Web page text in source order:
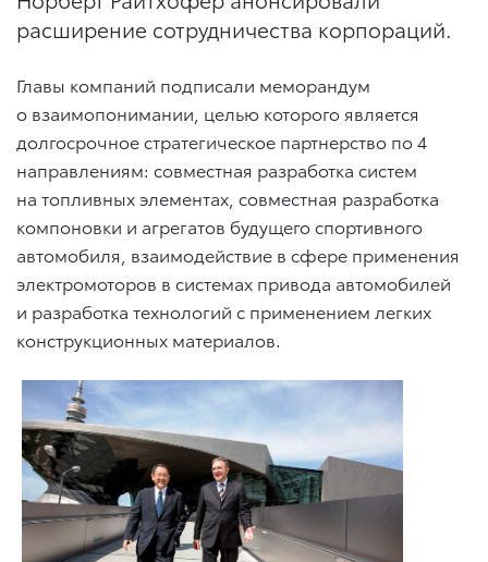
расширение сотрудничества корпораций.
Главы компаний подписали меморандум
о взаимопонимании, целью которого является
долгосрочное стратегическое партнерство по 4
направлениям: совместная разработка систем
на топливных элементах, совместная разработка
компоновки и агрегатов будущего спортивного
автомобиля, взаимодействие в сфере применения
электромоторов в системах привода автомобилей
и разработка технологий с применением легких
конструкционных материалов.